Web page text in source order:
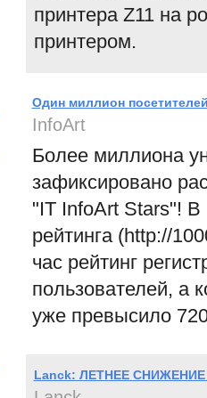
принтера Z11 на
принтером.
Один миллион
InfoArt
Более миллиона
зафиксировано
"IT InfoArt Stars"!
рейтинга (http://
час рейтинг
пользователей, а
уже превысило
Lanck: ЛЕТНЕЕ